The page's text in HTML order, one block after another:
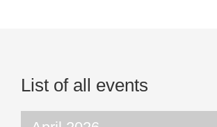
List of all events